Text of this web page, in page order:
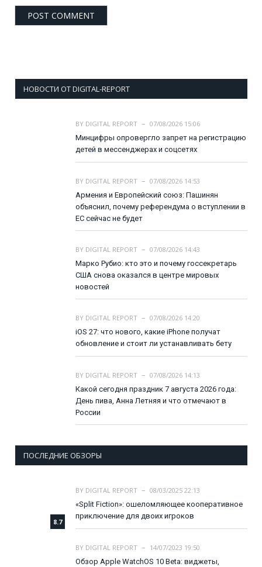
НОВОСТИ ОТ DIGITAL-REPORT
BY DIGITAL REPORT
07/08/2026 15:06
Минцифры опровергло запрет на регистрацию
детей в мессенджерах и соцсетях
BY DIGITAL REPORT
07/08/2026 14:53
Армения и Европейский союз: Пашинян
объяснил, почему референдума о вступлении в
ЕС сейчас не будет
BY DIGITAL REPORT
07/08/2026 14:43
Марко Рубио: кто это и почему госсекретарь
США снова оказался в центре мировых
новостей
BY DIGITAL REPORT
07/08/2026 14:20
iOS 27: что нового, какие iPhone получат
обновление и стоит ли устанавливать бету
BY DIGITAL REPORT
07/08/2026 14:13
Какой сегодня праздник 7 августа 2026 года:
День пива, Анна Летняя и что отмечают в
России
ПОСЛЕДНИЕ ОБЗОРЫ
8.7
BY DIGITAL REPORT
08/03/2025 22:13
«Split Fiction»: ошеломляющее кооперативное
приключение для двоих игроков
BY DIGITAL REPORT
14/07/2023 19:50
Обзор Apple WatchOS 10 Beta: виджеты,